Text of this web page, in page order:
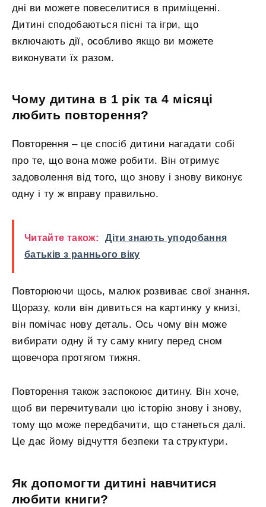
дні ви можете повеселитися в приміщенні.
Дитині сподобаються пісні та ігри, що
включають дії, особливо якщо ви можете
виконувати їх разом.
Чому дитина в 1 рік та 4 місяці
любить повторення?
Повторення – це спосіб дитини нагадати собі
про те, що вона може робити. Він отримує
задоволення від того, що знову і знову виконує
одну і ту ж вправу правильно.
Читайте також:
Діти знають уподобання
батьків з раннього віку
Повторюючи щось, малюк розвиває свої знання.
Щоразу, коли він дивиться на картинку у книзі,
він помічає нову деталь. Ось чому він може
вибирати одну й ту саму книгу перед сном
щовечора протягом тижня.
Повторення також заспокоює дитину. Він хоче,
щоб ви перечитували цю історію знову і знову,
тому що може передбачити, що станеться далі.
Це дає йому відчуття безпеки та структури.
Як допомогти дитині навчитися
любити книги?